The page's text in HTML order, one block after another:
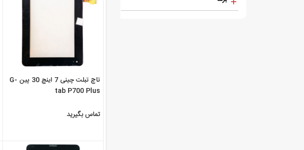
تاچ تبلت چینی 7 اینچ 30 پین G-
tab P700 Plus
تماس بگیرید